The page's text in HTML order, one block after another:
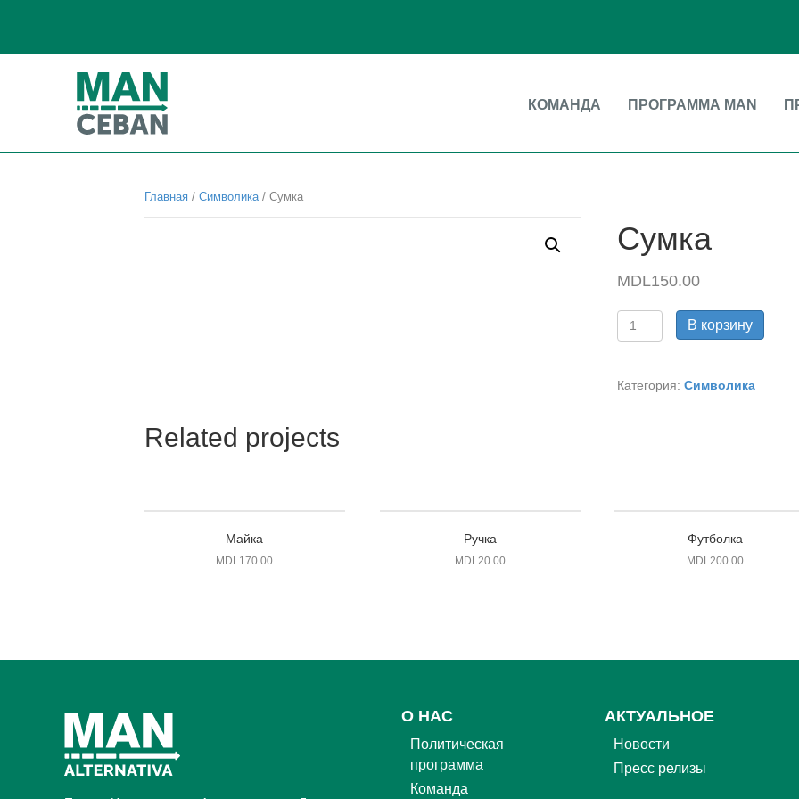
КОМАНДА ПРОГРАММА MAN
Главная / Символика/ Сумка
Сумка
MDL150.00
Количество
товара
В корзину
Категория:Символика
Related projects
Майка
MDL170.00
Ручка
MDL20.00
Футболка
MDL200.00
О НАС
Политическая
программа
Команда
АКТУАЛЬНОЕ
Новости
Пресс релизы